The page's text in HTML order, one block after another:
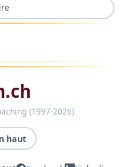
(1997-2026)
haut